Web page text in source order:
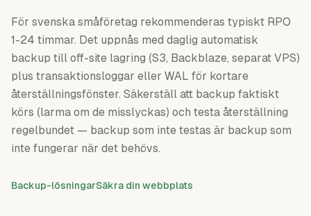
För svenska småföretag rekommenderas typiskt RPO
1-24 timmar. Det uppnås med daglig automatisk
backup till off-site lagring (S3, Backblaze, separat VPS)
plus transaktionsloggar eller WAL för kortare
återställningsfönster. Säkerställ att backup faktiskt
körs (larma om de misslyckas) och testa återställning
regelbundet — backup som inte testas är backup som
inte fungerar när det behövs.
Backup-lösningarSäkra din webbplats